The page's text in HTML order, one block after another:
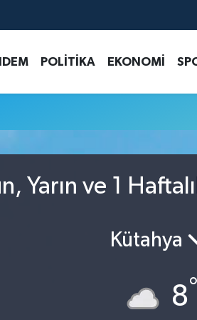
POLİTİKA EKONOMİ
Yarın ve 1
Kütahya
8°